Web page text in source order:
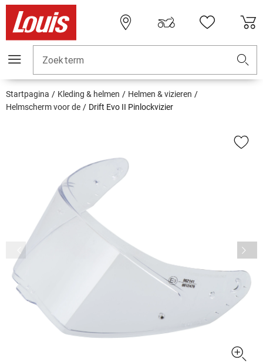
Zoekterm
Startpagina Kleding & helmen
Helmen & vizieren
Helmscherm voor de
Drift Evo II Pinlockvizier